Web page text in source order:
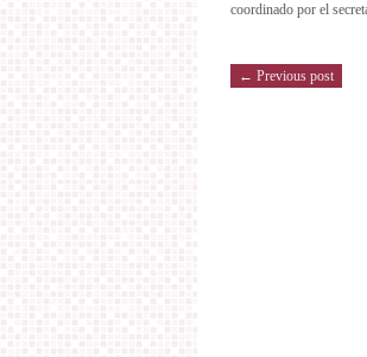
coordinado por el
← Previous post